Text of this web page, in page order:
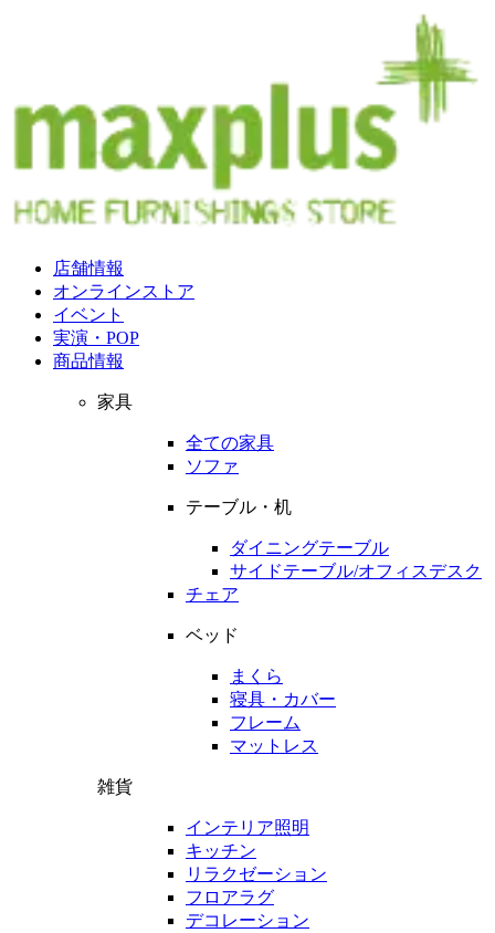
店舗情報
オンラインストア
イベント
実演・POP
商品情報
家具
全ての家具
ソファ
テーブル・机
ダイニングテーブル
サイドテーブル/オフィスデスク
チェア
ベッド
まくら
寝具・カバー
フレーム
マットレス
雑貨
インテリア照明
キッチン
リラクゼーション
フロアラグ
デコレーション